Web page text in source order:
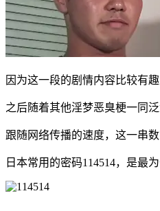
因为这一段的剧情内容比较有
之后随着其他淫梦恶臭梗一同
跟随网络传播的速度，这一串
日本常用的密码114514，是最